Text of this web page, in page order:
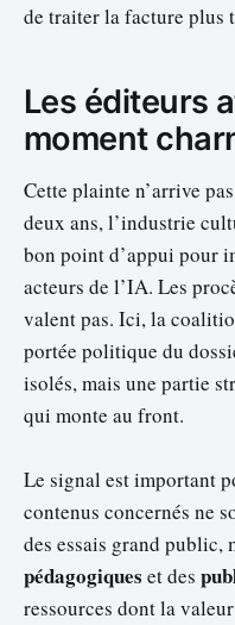
de traiter la facture plus
Les éditeurs
moment
Cette plainte n’arrive
deux ans, l’industrie
bon point d’appui pour
acteurs de l’IA. Les
valent pas. Ici, la
portée politique du
isolés, mais une partie
qui monte au front.
Le signal est important
contenus concernés ne
des essais grand public,
pédagogiques et des
ressources dont la